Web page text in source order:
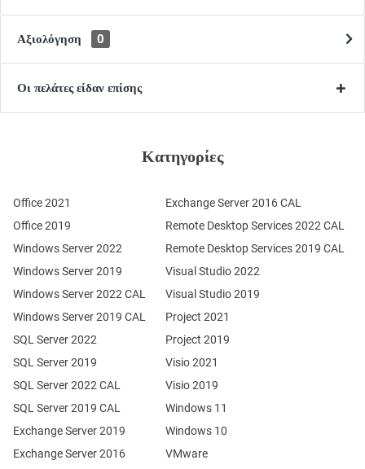
Αξιολόγηση 0
Οι πελάτες είδαν επίσης
Κατηγορίες
Office 2021
Office 2019
Windows Server 2022
Windows Server 2019
Exchange Server 2019
Exchange Server 2016
SQL Server 2022
SQL Server 2019
Windows Server 2022 CAL
Windows Server 2019 CAL
SQL Server 2022 CAL
SQL Server 2019 CAL
Remote Desktop Services 2022 CAL
Remote Desktop Services 2019 CAL
Exchange Server 2016 CAL
Visual Studio 2022
Visual Studio 2019
Project 2021
Project 2019
Visio 2021
Visio 2019
Windows 11
Windows 10
VMware